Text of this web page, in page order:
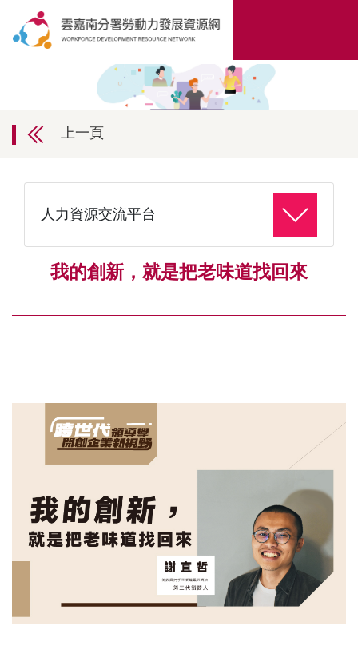
上一頁
人力資源交流平台
我的創新，就是把老味道找回來